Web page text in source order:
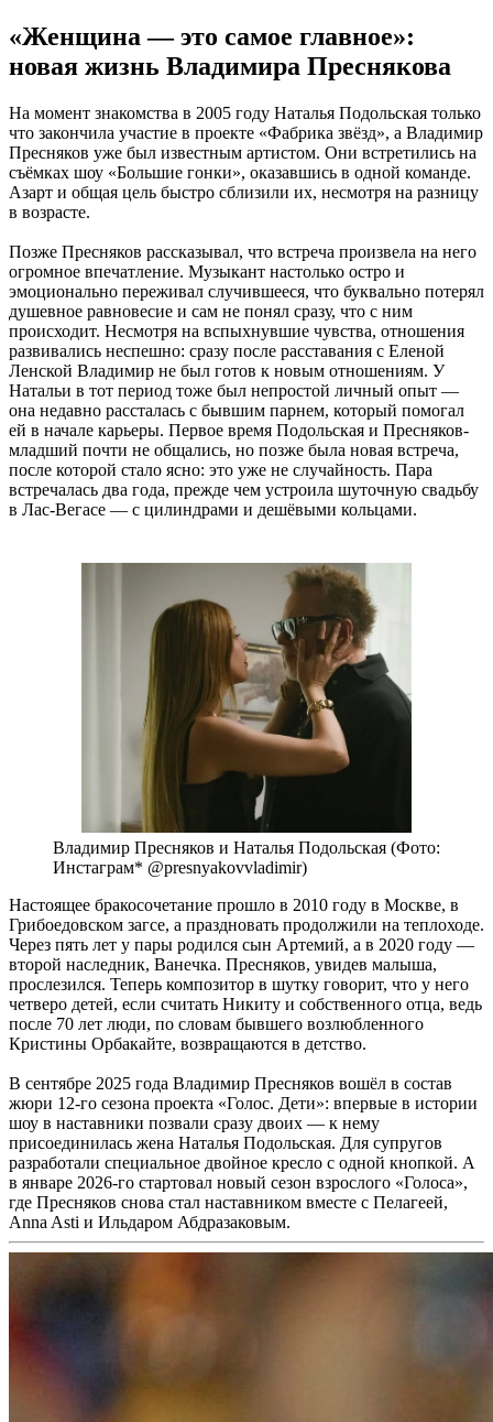
«Женщина — это самое главное»:
новая жизнь Владимира Преснякова
На момент знакомства в 2005 году Наталья Подольская только
что закончила участие в проекте «Фабрика звёзд», а Владимир
Пресняков уже был известным артистом. Они встретились на
съёмках шоу «Большие гонки», оказавшись в одной команде.
Азарт и общая цель быстро сблизили их, несмотря на разницу
в возрасте.
Позже Пресняков рассказывал, что встреча произвела на него
огромное впечатление. Музыкант настолько остро и
эмоционально переживал случившееся, что буквально потерял
душевное равновесие и сам не понял сразу, что с ним
происходит. Несмотря на вспыхнувшие чувства, отношения
развивались неспешно: сразу после расставания с Еленой
Ленской Владимир не был готов к новым отношениям. У
Натальи в тот период тоже был непростой личный опыт —
она недавно рассталась с бывшим парнем, который помогал
ей в начале карьеры. Первое время Подольская и Пресняков-
младший почти не общались, но позже была новая встреча,
после которой стало ясно: это уже не случайность. Пара
встречалась два года, прежде чем устроила шуточную свадьбу
в Лас-Вегасе — с цилиндрами и дешёвыми кольцами.
Владимир Пресняков и Наталья Подольская (Фото:
Инстаграм* @presnyakovvladimir)
Настоящее бракосочетание прошло в 2010 году в Москве, в
Грибоедовском загсе, а праздновать продолжили на теплоходе.
Через пять лет у пары родился сын Артемий, а в 2020 году —
второй наследник, Ванечка. Пресняков, увидев малыша,
прослезился. Теперь композитор в шутку говорит, что у него
четверо детей, если считать Никиту и собственного отца, ведь
после 70 лет люди, по словам бывшего возлюбленного
Кристины Орбакайте, возвращаются в детство.
В сентябре 2025 года Владимир Пресняков вошёл в состав
жюри 12-го сезона проекта «Голос. Дети»: впервые в истории
шоу в наставники позвали сразу двоих — к нему
присоединилась жена Наталья Подольская. Для супругов
разработали специальное двойное кресло с одной кнопкой. А
в январе 2026-го стартовал новый сезон взрослого «Голоса»,
где Пресняков снова стал наставником вместе с Пелагеей,
Anna Asti и Ильдаром Абдразаковым.